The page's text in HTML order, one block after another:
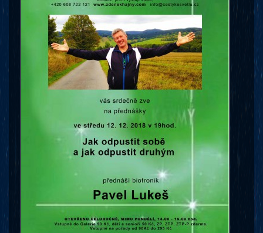
Doprovodný prodej
Kontakty